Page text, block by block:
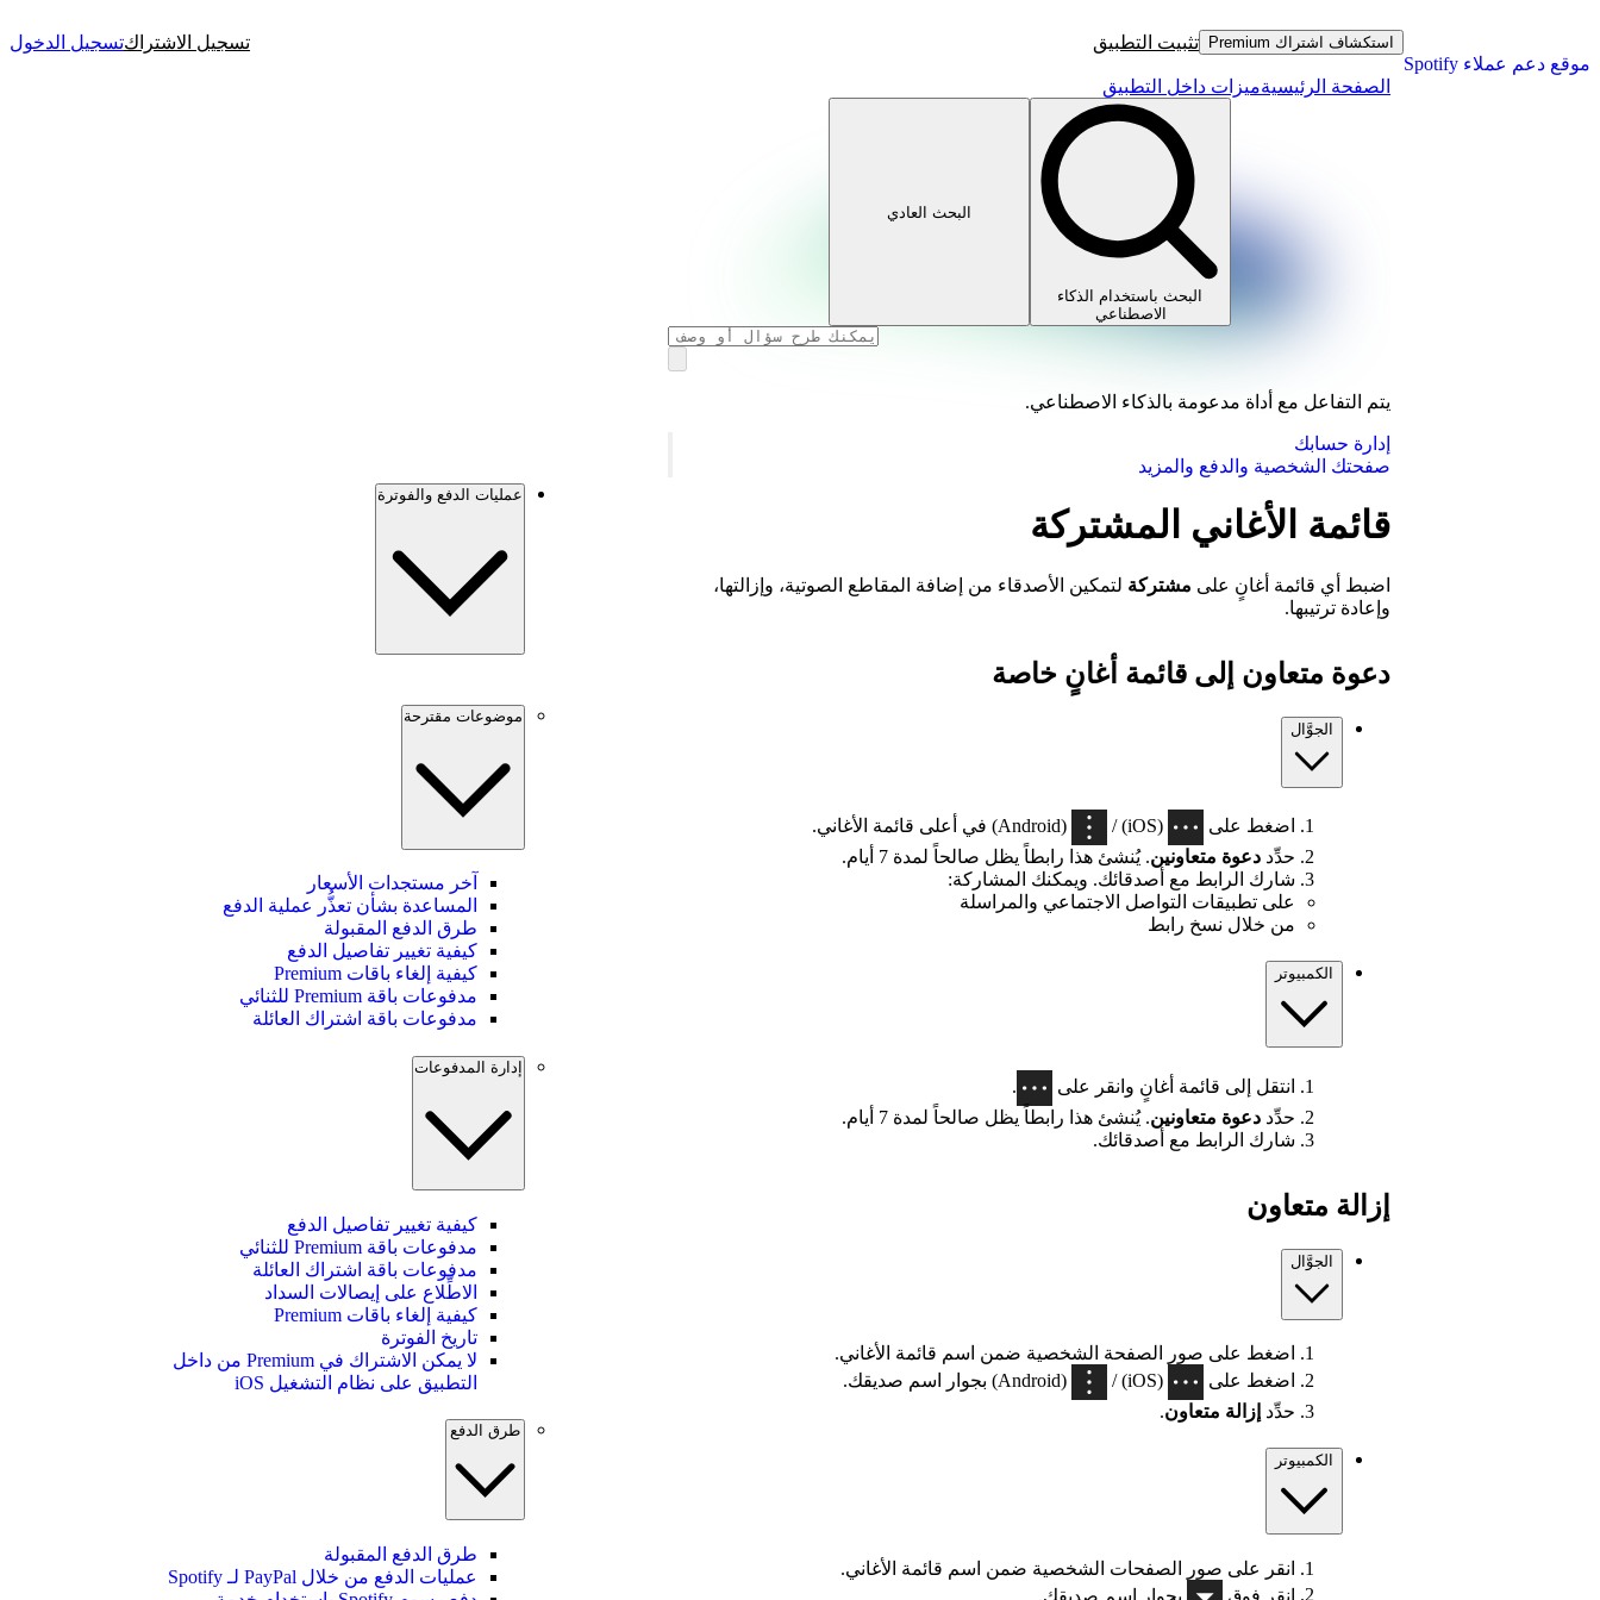
موقع دعم عملاء Spotify
استكشاف اشتراك Premium تثبيت التطبيق تسجيل الاشتراكتسجيل الدخول
الصفحة الرئيسيةميزات داخل التطبيق
البحث باستخدام الذكاء
الاصطناعي
البحث العادي
يتم التفاعل مع أداة مدعومة بالذكاء الاصطناعي.
إدارة حسابك
صفحتك الشخصية والدفع والمزيد
قائمة الأغاني المشتركة
اضبط أي قائمة أغانٍ على مشتركة لتمكين الأصدقاء من إضافة المقاطع الصوتية، وإزالتها،
وإعادة ترتيبها.
دعوة متعاون إلى قائمة أغانٍ خاصة
الجوَّال
اضغط على (iOS) /
(Android) في أعلى قائمة الأغاني.
حدِّد دعوة متعاونين. يُنشئ هذا رابطاً يظل صالحاً لمدة 7 أيام.
شارك الرابط مع أصدقائك. ويمكنك المشاركة:
على تطبيقات التواصل الاجتماعي والمراسلة
من خلال نسخ رابط
الكمبيوتر
انتقل إلى قائمة أغانٍ وانقر على
.
حدِّد دعوة متعاونين. يُنشئ هذا رابطاً يظل صالحاً لمدة 7 أيام.
شارك الرابط مع أصدقائك.
إزالة متعاون
الجوَّال
اضغط على صور الصفحة الشخصية ضمن اسم قائمة الأغاني.
اضغط على
(iOS) /
(Android) بجوار اسم صديقك.
حدِّد إزالة متعاون.
الكمبيوتر
انقر على صور الصفحات الشخصية ضمن اسم قائمة الأغاني.
انقر فوق
بجوار اسم صديقك.
عمليات الدفع والفوترة
موضوعات مقترحة
آخر مستجدات الأسعار
المساعدة بشأن تعذُّر عملية الدفع
طرق الدفع المقبولة
كيفية تغيير تفاصيل الدفع
كيفية إلغاء باقات Premium
مدفوعات باقة Premium للثنائي
مدفوعات باقة اشتراك العائلة
إدارة المدفوعات
كيفية تغيير تفاصيل الدفع
مدفوعات باقة Premium للثنائي
مدفوعات باقة اشتراك العائلة
الاطِّلاع على إيصالات السداد
كيفية إلغاء باقات Premium
تاريخ الفوترة
لا يمكن الاشتراك في Premium من داخل
التطبيق على نظام التشغيل iOS
طرق الدفع
طرق الدفع المقبولة
عمليات الدفع من خلال PayPal لـ Spotify